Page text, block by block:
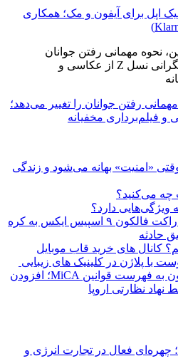
اپل برای آیفون و مک؛ همکاری
رفتن جوانان را تغییر می‌دهد؛
«امنیت» بهانه می‌شود و زندگی
چه می‌کنید؟
ویژگی‌هایی دارد؟
برخورد قطعه غیرفعال راکت فالکون ۹ اسپیس ایکس به کره
حادثه
کانال های خرید قاب موبایل
با پلاژن در کلینیک های زیبایی
ورود واحد بی‌ان‌وای ملون به فهرست قوانین MiCA؛ افزودن
چهره‌ای فعال در تجارت انرژی و